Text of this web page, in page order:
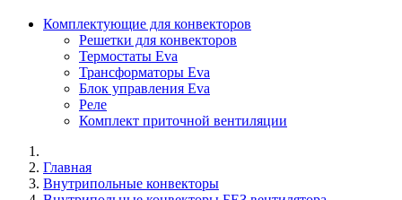
Комплектующие для конвекторов
Решетки для конвекторов
Термостаты Eva
Трансформаторы Eva
Блок управления Eva
Реле
Комплект приточной вентиляции
Главная
Внутрипольные конвекторы